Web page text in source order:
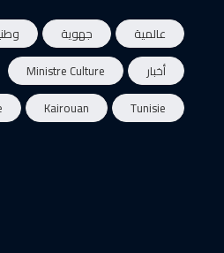
عالمية جهوية
أخبار
Ministre Culture
Tunisie
Kairouan